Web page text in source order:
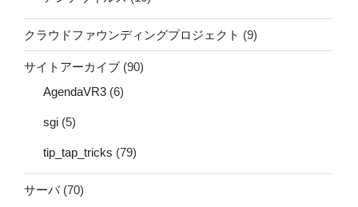
クラウドファウンディングプロジェクト (9)
サイトアーカイブ (90)
AgendaVR3 (6)
sgi (5)
tip_tap_tricks (79)
サーバ(70)